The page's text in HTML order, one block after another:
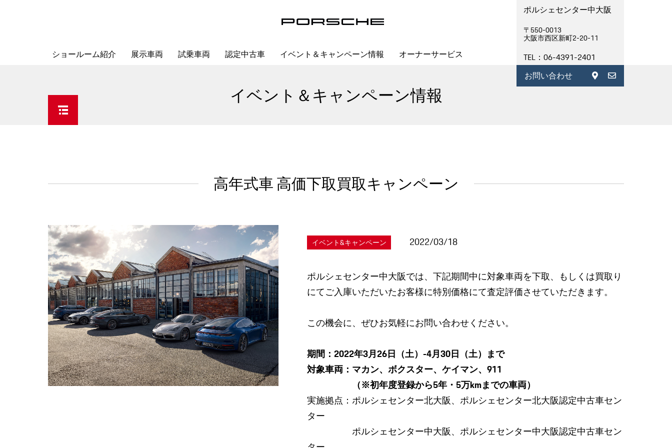
ショールーム紹介 展示車両 試乗車両 認定中古車 イベント＆キャンペーン情報 オーナーサービス
ポルシェセンター中大阪
〒550-0013
大阪市西区新町2-20-11
TEL：06-4391-2401
お問い合わせ
イベント＆キャンペーン情報
高年式車 高価下取買取キャンペーン
イベント&キャンペーン 2022/03/18
ポルシェセンター中大阪では、下記期間中に対象車両を下取、もしくは買取り
にてご入庫いただいたお客様に特別価格にて査定評価させていただきます。
この機会に、ぜひお気軽にお問い合わせください。
期間：2022年3月26日（土）-4月30日（土）まで
対象車両：マカン、ボクスター、ケイマン、911
（※初年度登録から5年・5万kmまでの車両）
実施拠点：ポルシェセンター北大阪、ポルシェセンター北大阪認定中古車セン
ター
ポルシェセンター中大阪、ポルシェセンター中大阪認定中古車セン